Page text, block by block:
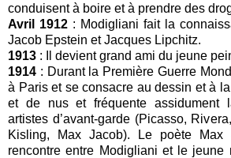
conduisent à boire et à prendre des
Avril 1912 : Modigliani fait la
Jacob Epstein et Jacques Lipchitz.
1913 : Il devient grand ami du jeune
1914 : Durant la Première Guerre
à Paris et se consacre au dessin et à
et de nus et fréquente assidument
artistes d’avant-garde (Picasso,
Kisling, Max Jacob). Le poète Max
rencontre entre Modigliani et le jeune